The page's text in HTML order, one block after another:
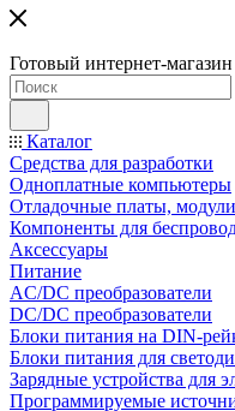
Готовый интернет-
Каталог
Средства для разработки
Одноплатные компьютеры
Отладочные платы, модули
Компоненты для
Аксессуары
Питание
AC/DC преобразователи
DC/DC преобразователи
Блоки питания на DIN-
Блоки питания для
Зарядные устройства для
Программируемые